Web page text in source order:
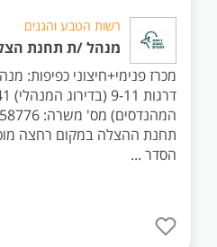
רשות הטבע והגנים
מנהל /ת תחנת
מכרז פנימי+חיצוני כפיפות:
תחנת ההצלה במקום רחצה
הסדר ...